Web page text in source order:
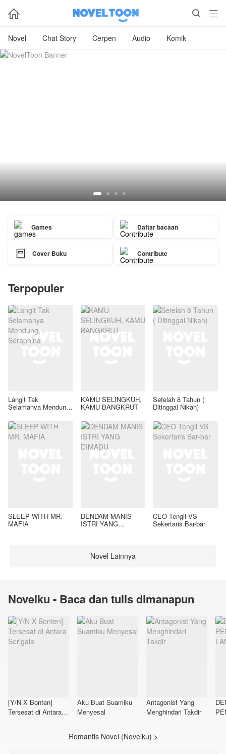
  
Novel Chat Story Cerpen Audio Komik
Games Daftar bacaan
 Cover Buku Contribute
Terpopuler
Langit Tak
Selamanya Mendung,
KAMU SELINGKUH,
KAMU BANGKRUT
Setelah 8 Tahun (
Ditinggal Nikah)
SLEEP WITH MR.
MAFIA
DENDAM MANIS
ISTRI YANG
CEO Tengil VS
Sekertaris Bar-bar
Novel Lainnya
Novelku - Baca dan tulis dimanapun
[Y/N X Bonten]
Tersesat di Antara
Aku Buat Suamiku
Menyesal
Antagonist Yang
Menghindari Takdir
Romantis Novel (Novelku) >